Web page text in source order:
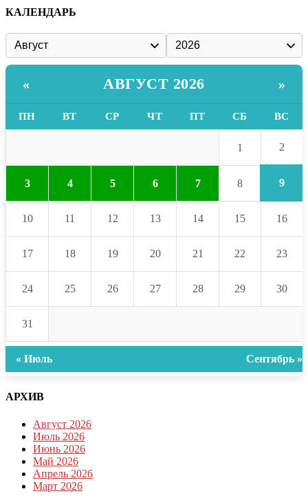
КАЛЕНДАРЬ
« АВГУСТ 2026 »
ПН ВТ СР ЧТ ПТ СБ ВС
1 2
3 4 5 6 7 8 9
10 11 12 13 14 15 16
17 18 19 20 21 22 23
24 25 26 27 28 29 30
31
« Июль Сентябрь »
АРХИВ
Август 2026
Июль 2026
Июнь 2026
Май 2026
Апрель 2026
Март 2026